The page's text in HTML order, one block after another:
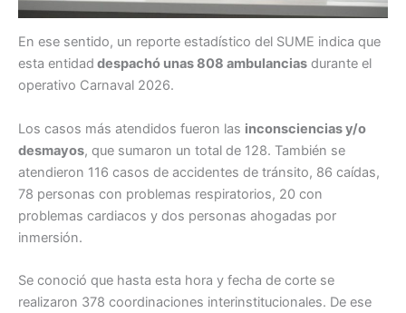
En ese sentido, un reporte estadístico del SUME indica que
esta entidad despachó unas 808 ambulancias durante el
operativo Carnaval 2026.
Los casos más atendidos fueron las inconsciencias y/o
desmayos, que sumaron un total de 128. También se
atendieron 116 casos de accidentes de tránsito, 86 caídas,
78 personas con problemas respiratorios, 20 con
problemas cardiacos y dos personas ahogadas por
inmersión.
Se conoció que hasta esta hora y fecha de corte se
realizaron 378 coordinaciones interinstitucionales. De ese